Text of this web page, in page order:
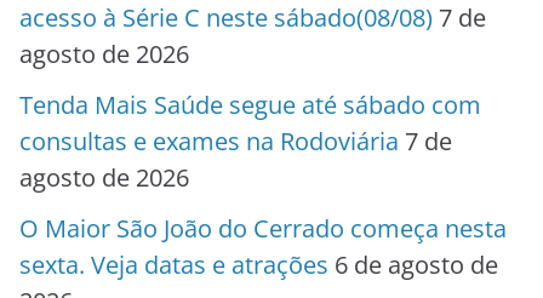
acesso à Série C neste sábado(08/08) 7 de
agosto de 2026
Tenda Mais Saúde segue até sábado com
consultas e exames na Rodoviária 7 de
agosto de 2026
O Maior São João do Cerrado começa nesta
sexta. Veja datas e atrações 6 de agosto de